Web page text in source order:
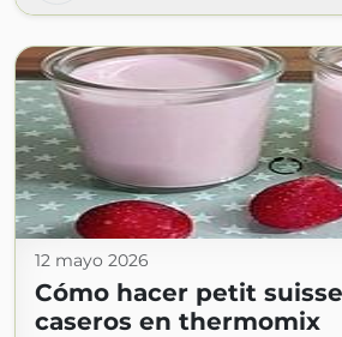
12 mayo 2026
Cómo hacer petit
caseros en thermomix